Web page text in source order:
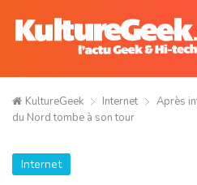
KultureGeek Internet
Après
du Nord tombe à son tour
Internet